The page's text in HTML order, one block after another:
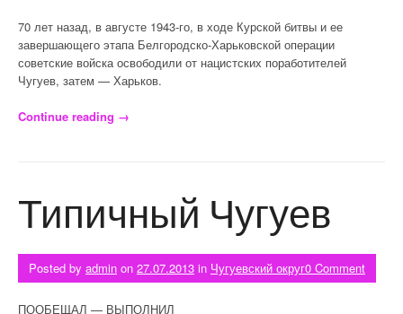
70 лет назад, в августе 1943-го, в ходе Курской битвы и ее
завершающего этапа Белгородско-Харьковской операции
советские войска освободили от нацистских поработителей
Чугуев, затем — Харьков.
Continue reading «Освобождение Чугуева»
→
Типичный Чугуев
Posted by admin on 27.07.2013 in Чугуевский округ0 Comment
ПООБЕЩАЛ — ВЫПОЛНИЛ